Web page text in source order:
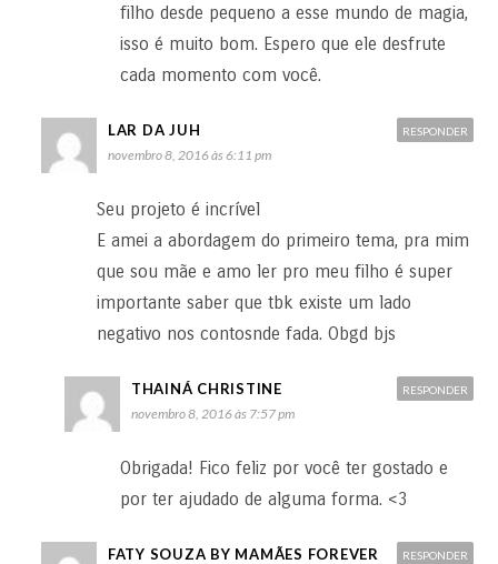
filho desde pequeno a esse mundo de magia,
isso é muito bom. Espero que ele desfrute
cada momento com você.
LAR DA JUH
novembro 8, 2016 às 6:11 pm
Seu projeto é incrível
E amei a abordagem do primeiro tema, pra mim
que sou mãe e amo ler pro meu filho é super
importante saber que tbk existe um lado
negativo nos contosnde fada. Obgd bjs
RESPONDER
THAINÁ CHRISTINE
novembro 8, 2016 às 7:57 pm
Obrigada! Fico feliz por você ter gostado e
por ter ajudado de alguma forma. <3
RESPONDER
FATY SOUZA BY MAMÃES FOREVER RESPONDER